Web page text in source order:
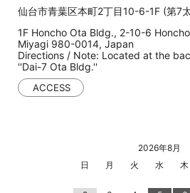
仙台市青葉区本町2丁目10-6-1F (第7
1F Honcho Ota Bldg., 2-10-6
Miyagi 980-0014, Japan
Directions / Note: Located at the
''Dai-7 Ota Bldg.''
ACCESS
2026年8月
日
月 火 水 木